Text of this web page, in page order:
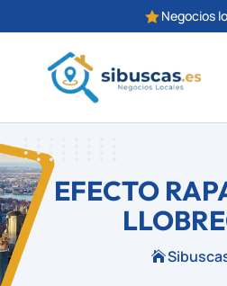
Negocios
EFECTO
